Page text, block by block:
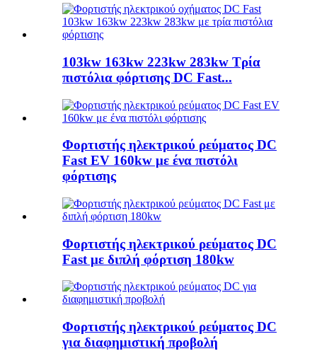
103kw 163kw 223kw 283kw Τρία
πιστόλια φόρτισης DC Fast...
Φορτιστής ηλεκτρικού ρεύματος DC
Fast EV 160kw με ένα πιστόλι
φόρτισης
Φορτιστής ηλεκτρικού ρεύματος DC
Fast με διπλή φόρτιση 180kw
Φορτιστής ηλεκτρικού ρεύματος DC
για διαφημιστική προβολή